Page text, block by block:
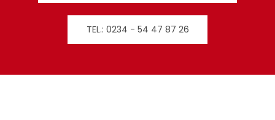
TEL.: 0234 - 54 47 87 26